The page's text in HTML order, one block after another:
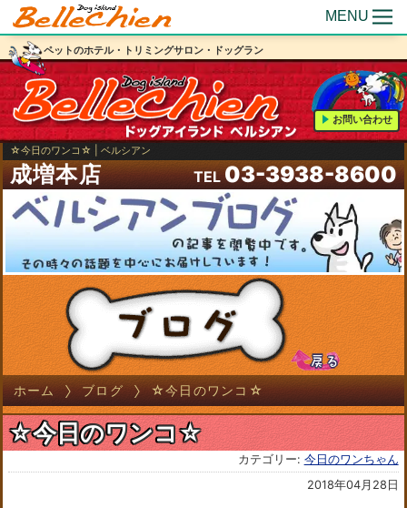
MENU
ペットのホテル・トリミングサロン・ドッグラン
お問い合わせ
☆今日のワンコ☆ | ベルシアン
成増本店 TEL 03-3938-8600
ホーム ブログ ☆今日のワンコ☆
☆今日のワンコ☆
カテゴリー: 今日のワンちゃん
2018年04月28日